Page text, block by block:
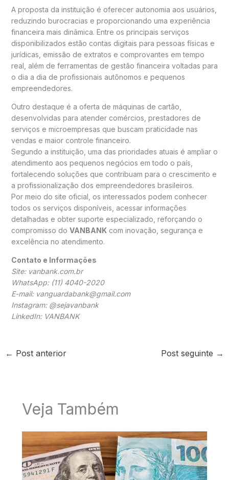
A proposta da instituição é oferecer autonomia aos usuários,
reduzindo burocracias e proporcionando uma experiência
financeira mais dinâmica. Entre os principais serviços
disponibilizados estão contas digitais para pessoas físicas e
jurídicas, emissão de extratos e comprovantes em tempo
real, além de ferramentas de gestão financeira voltadas para
o dia a dia de profissionais autônomos e pequenos
empreendedores.
Outro destaque é a oferta de máquinas de cartão,
desenvolvidas para atender comércios, prestadores de
serviços e microempresas que buscam praticidade nas
vendas e maior controle financeiro.
Segundo a instituição, uma das prioridades atuais é ampliar o
atendimento aos pequenos negócios em todo o país,
fortalecendo soluções que contribuam para o crescimento e
a profissionalização dos empreendedores brasileiros.
Por meio do site oficial, os interessados podem conhecer
todos os serviços disponíveis, acessar informações
detalhadas e obter suporte especializado, reforçando o
compromisso do VANBANKcom inovação, segurança e
excelência no atendimento.
Contato e Informações
Site: vanbank.com.br
WhatsApp: (11) 4040-2020
E-mail: vanguardabank@gmail.com
Instagram: @sejavanbank
LinkedIn: VANBANK
← Post anterior Post seguinte →
Veja Também